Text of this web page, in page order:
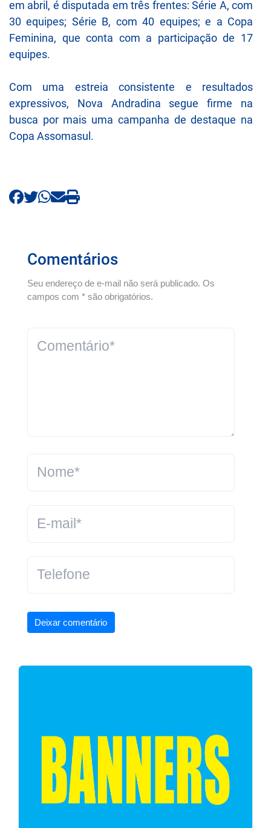
em abril, é disputada em três frentes: Série A, com
30 equipes; Série B, com 40 equipes; e a Copa
Feminina, que conta com a participação de 17
equipes.
Com uma estreia consistente e resultados
expressivos, Nova Andradina segue firme na
busca por mais uma campanha de destaque na
Copa Assomasul.
Comentários
Seu endereço de e-mail não será publicado. Os
campos com * são obrigatórios.
Deixar comentário